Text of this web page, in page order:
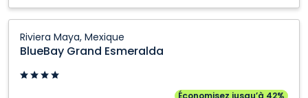
Riviera Maya, Mexique
BlueBay Grand Esmeralda
Économisez jusqu’à 42%
Grand
Esmeralda:
Riviera